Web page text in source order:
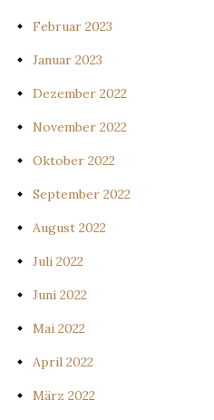
Februar 2023
Januar 2023
Dezember 2022
November 2022
Oktober 2022
September 2022
August 2022
Juli 2022
Juni 2022
Mai 2022
April 2022
März 2022